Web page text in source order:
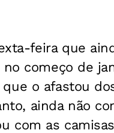
feira que
começo de
o afastou
ainda não
com as